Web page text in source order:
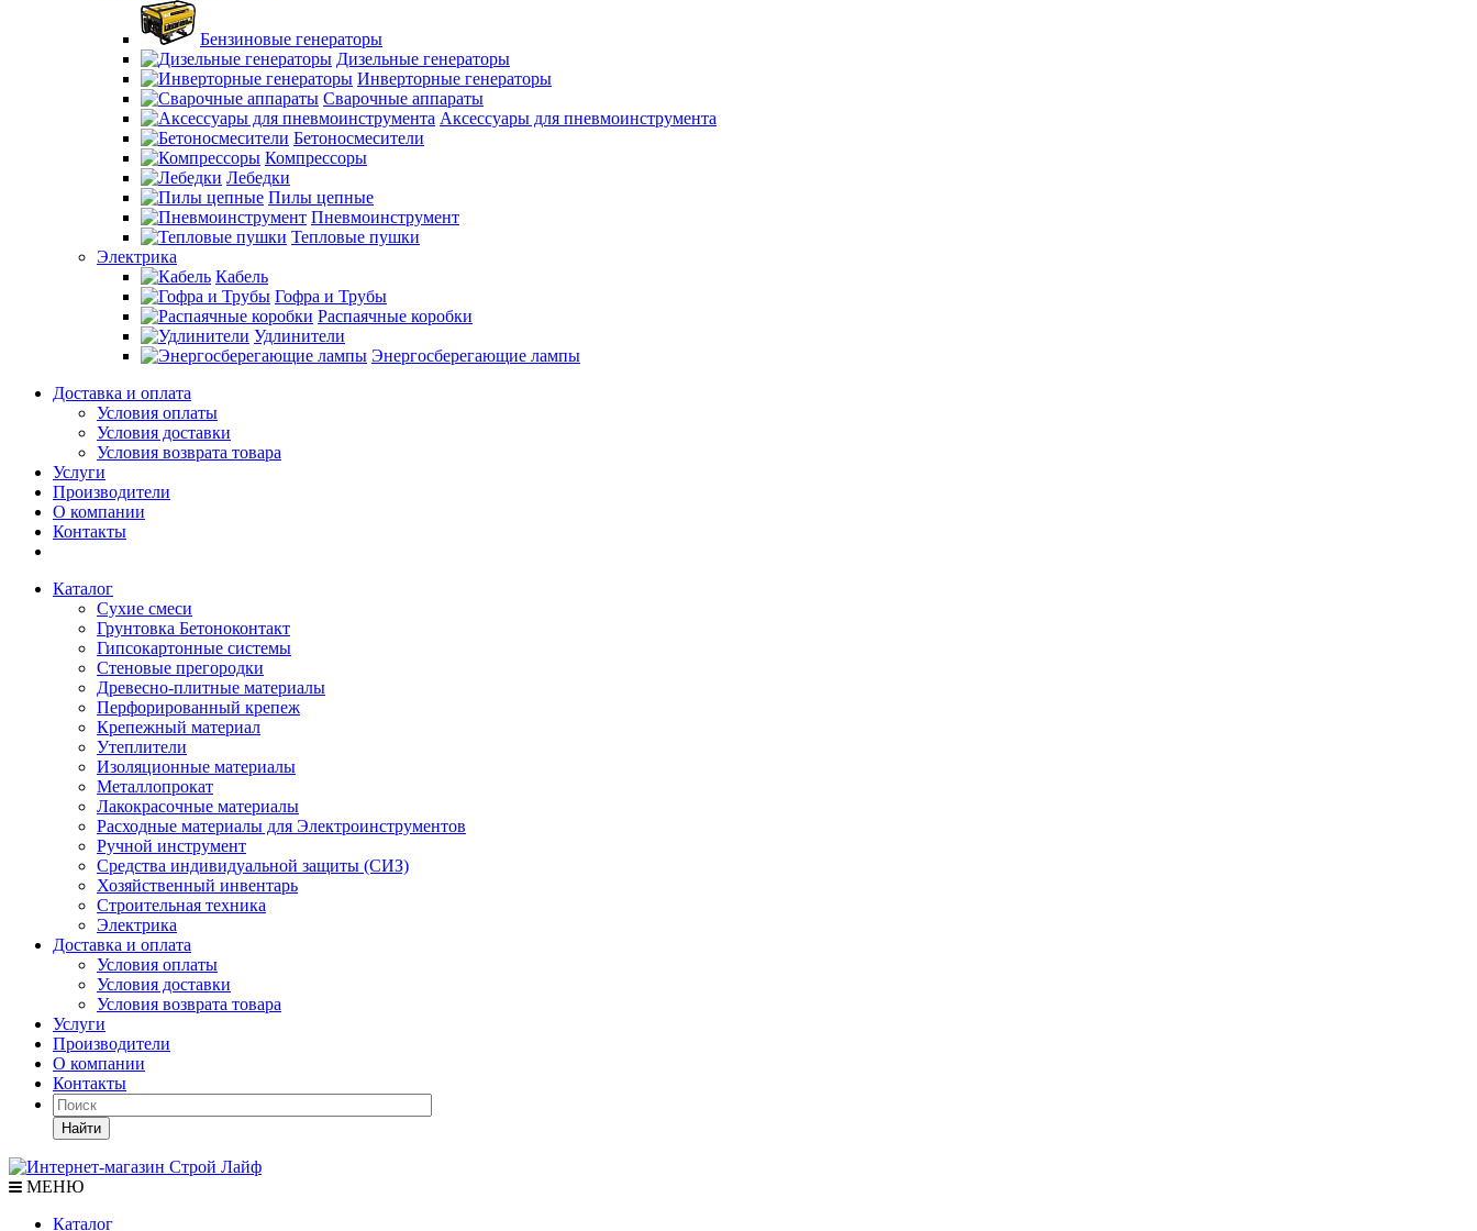
Бензиновые генераторы
Дизельные генераторы
Инверторные генераторы
Сварочные аппараты
Аксессуары для пневмоинструмента
Бетоносмесители
Компрессоры
Лебедки
Пилы цепные
Пневмоинструмент
Тепловые пушки
Электрика
Кабель
Гофра и Трубы
Распаячные коробки
Удлинители
Энергосберегающие лампы
Доставка и оплата
Условия оплаты
Условия доставки
Условия возврата товара
Услуги
Производители
О компании
Контакты
Каталог
Сухие смеси
Грунтовка Бетоноконтакт
Гипсокартонные системы
Стеновые прегородки
Древесно-плитные материалы
Перфорированный крепеж
Крепежный материал
Утеплители
Изоляционные материалы
Металлопрокат
Лакокрасочные материалы
Расходные материалы для Электроинструментов
Ручной инструмент
Средства индивидуальной защиты (СИЗ)
Хозяйственный инвентарь
Строительная техника
Электрика
Доставка и оплата
Условия оплаты
Условия доставки
Условия возврата товара
Услуги
Производители
О компании
Контакты
Найти
МЕНЮ
Каталог